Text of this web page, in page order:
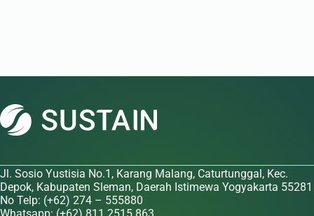
Jl. Sosio Yustisia No.1, Karang Malang, Caturtunggal, Kec.
Depok, Kabupaten Sleman, Daerah Istimewa Yogyakarta 55281
No Telp: (+62) 274 – 555880